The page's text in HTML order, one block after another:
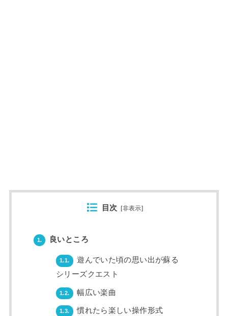
目次 [非表示]
1. 良いところ
1.1.
遊んでいた頃の思い出が蘇る
シリーズクエスト
1.2. 幅広い楽曲
1.3. 慣れたら楽しい操作形式